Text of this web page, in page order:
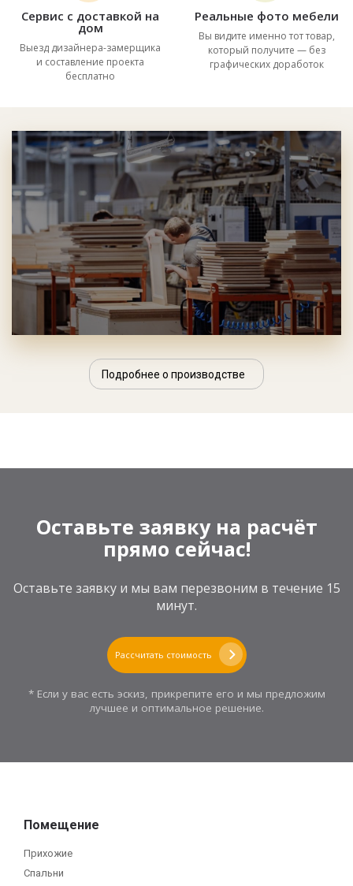
Сервис с доставкой на
дом
Выезд дизайнера-замерщика
и составление проекта
бесплатно
Реальные фото мебели
Вы видите именно тот товар,
который получите — без
графических доработок
Подробнее о производстве
Оставьте заявку на расчёт
прямо сейчас!
Оставьте заявку и мы вам перезвоним в течение 15
минут.
Рассчитать стоимость
* Если у вас есть эскиз, прикрепите его и мы предложим
лучшее и оптимальное решение.
Помещение
Прихожие
Спальни